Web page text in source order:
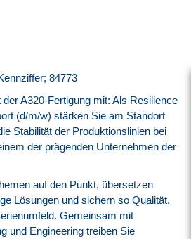
84773
A320-Fertigung mit: Als Resilience
(d/m/w) stärken Sie am Standort
Stabilität der Produktionslinien bei
der prägenden Unternehmen der
auf den Punkt, übersetzen
Lösungen und sichern so Qualität,
Gemeinsam mit
und Engineering treiben Sie